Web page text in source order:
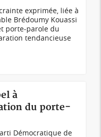
exprimée, liée à
Brédoumy Kouassi
porte-parole du
tendancieuse
à
du porte-
Démocratique de